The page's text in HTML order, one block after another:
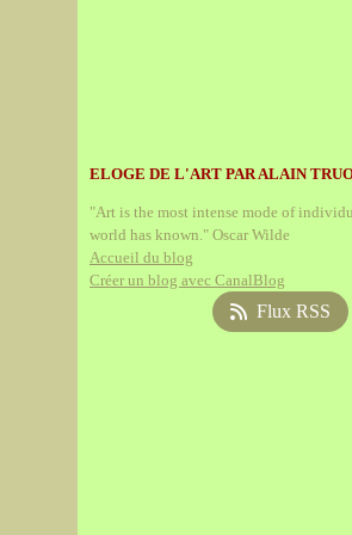
ELOGE DE L'ART PAR ALAIN
"Art is the most intense mode of
world has known." Oscar Wilde
Accueil du blog
Créer un blog avec CanalBlog
Flux RSS